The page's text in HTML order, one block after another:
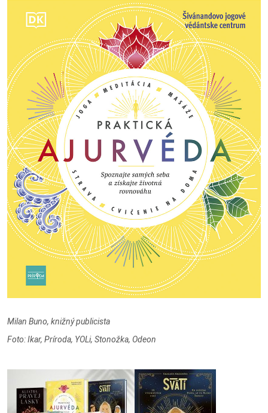
Milan Buno, knižný publicista
Foto: Ikar, Príroda, YOLi, Stonožka, Odeon